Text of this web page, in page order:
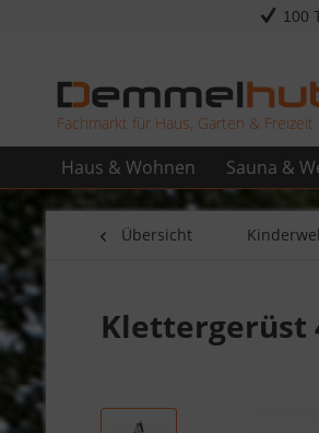
100
Fachmarkt für Haus, Garten & Freizeit
Haus & Wohnen Sauna &
Übersicht
Klettergerüst